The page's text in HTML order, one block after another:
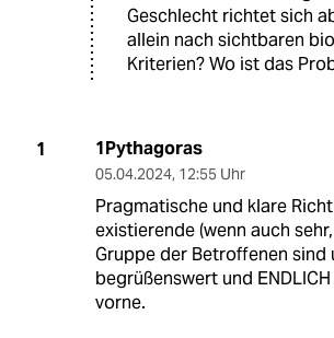
Geschlecht richtet sich
allein nach sichtbaren
Kriterien? Wo ist das
1 1Pythagoras
05.04.2024, 12:55 Uhr
Pragmatische und klare
existierende (wenn auch
Gruppe der Betroffenen sind
begrüßenswert und
vorne.